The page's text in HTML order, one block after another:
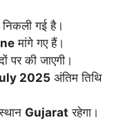
गई है।
मांगे गए हैं।
पर की जाएगी।
2025 अंतिम तिथि
Gujarat रहेगा।